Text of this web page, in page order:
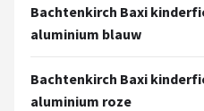
Schwalbe
Voltano
Shimano
Bachtenkirch Baxi
aluminium blauw
Bachtenkirch Baxi
aluminium roze